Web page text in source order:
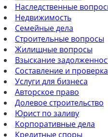
Наследственные
Недвижимость
Семейные дела
Строительные вопросы
Жилищные вопросы
Взыскание
Составление и
Услуги для бизнеса
Авторское право
Долевое строительство
Юрист по заливу
Корпоративные дела
Кредитные споры